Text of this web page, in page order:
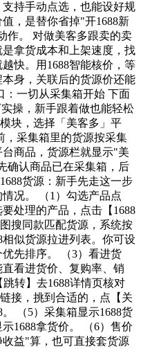
持手动点选，也能设好规
，是替你省掉"开1688新
作。 对做美客多跟卖的卖
拿货成本和上架速度，找
快。用1688智能核价，等
身，关联后的货源价还能
：一切从采集箱开始 下面
操，新手跟着做也能轻松
块，选择「美客多」平
，采集箱里的货源按采集
商品，货源栏就显示"美
确认商品已在采集箱，后
货源：新手先走这一步
况。 （1）勾选产品点
要处理的产品，点击【1688
搜同款匹配货源，系统按
似货源拉进列表。你可设
先排序。 （3）看进货
看进货价、复购率、销
转】去1688详情页核对
接，挑到合适的，点【关
（5）采集箱显示1688货
1688拿货价。 （6）售价
益"算，也可直接套货源